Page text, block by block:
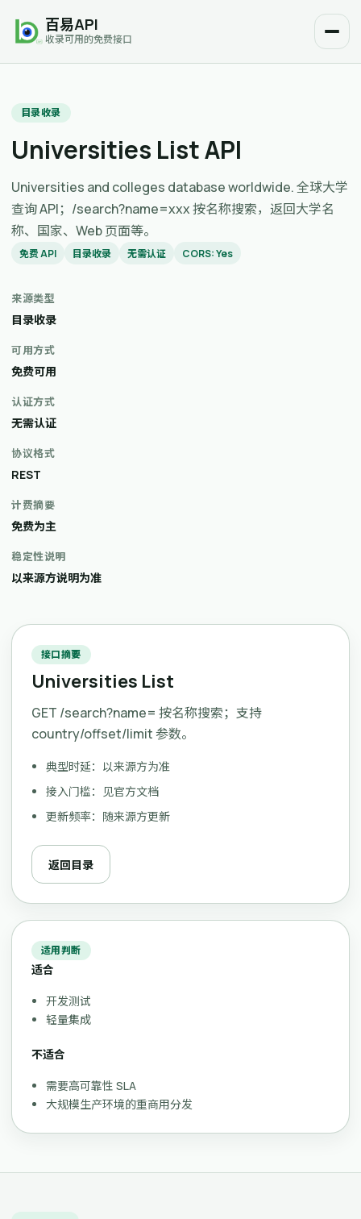
百易API
收录可用的免费接口
目录收录
Universities List API
Universities and colleges database worldwide. 全球大学
查询 API；/search?name=xxx 按名称搜索，返回大学名
称、国家、Web 页面等。
免费 API 目录收录 无需认证 CORS: Yes
来源类型
目录收录
可用方式
免费可用
认证方式
无需认证
协议格式
REST
计费摘要
免费为主
稳定性说明
以来源方说明为准
接口摘要
Universities List
GET /search?name= 按名称搜索；支持
country/offset/limit 参数。
典型时延：以来源方为准
接入门槛：见官方文档
更新频率：随来源方更新
返回目录
适用判断
适合
开发测试
轻量集成
不适合
需要高可靠性 SLA
大规模生产环境的重商用分发